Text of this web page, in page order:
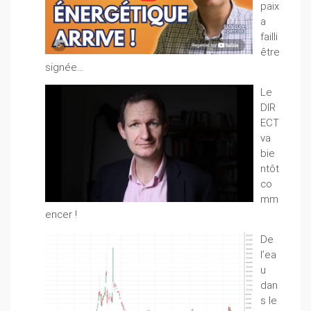
paix
a
failli
être
signée…
Le
DIR
ECT
va
bie
ntôt
co
mm
encer !
De
l’ea
u
dan
s le